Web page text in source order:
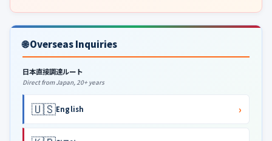
🌐 Overseas Inquiries
日本直接調達ルート
Direct from Japan, 20+ years
🇺🇸English ›